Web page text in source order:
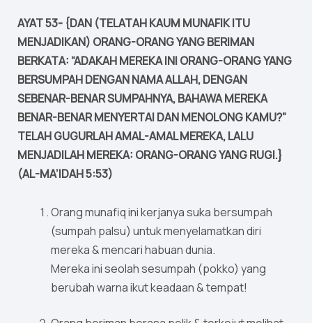
AYAT 53- {DAN (TELATAH KAUM MUNAFIK ITU
MENJADIKAN) ORANG-ORANG YANG BERIMAN
BERKATA: “ADAKAH MEREKA INI ORANG-ORANG YANG
BERSUMPAH DENGAN NAMA ALLAH, DENGAN
SEBENAR-BENAR SUMPAHNYA, BAHAWA MEREKA
BENAR-BENAR MENYERTAI DAN MENOLONG KAMU?”
TELAH GUGURLAH AMAL-AMAL MEREKA, LALU
MENJADILAH MEREKA: ORANG-ORANG YANG RUGI.}
(AL-MA’IDAH 5:53)
Orang munafiq ini kerjanya suka bersumpah
(sumpah palsu) untuk menyelamatkan diri
mereka & mencari habuan dunia.
Mereka ini seolah sesumpah (pokko) yang
berubah warna ikut keadaan & tempat!